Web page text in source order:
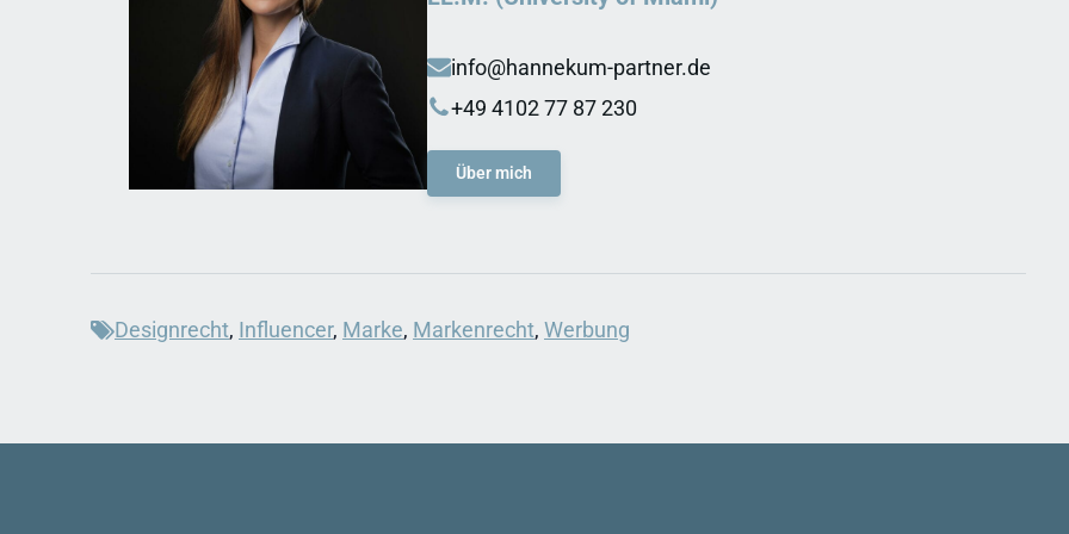
info@hannekum-partner.de
+49 4102 77 87 230
Über mich
Designrecht, Influencer, Marke, Markenrecht, Werbung